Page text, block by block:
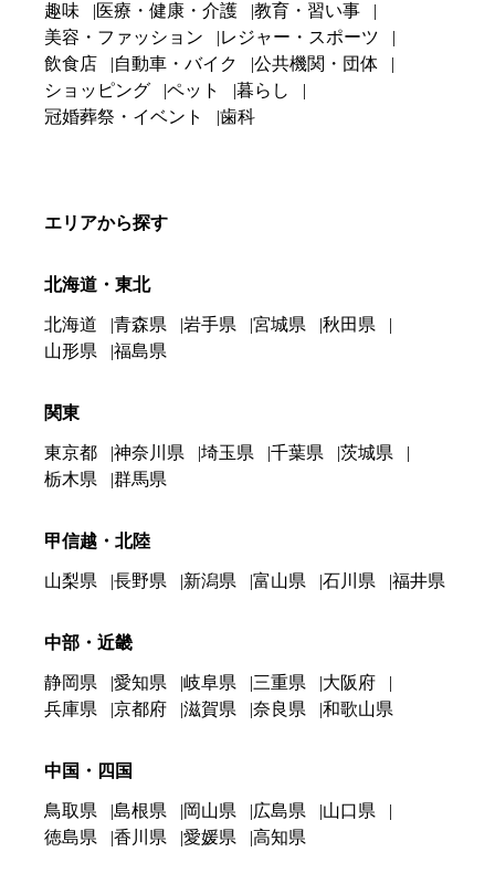
趣味
医療・健康・介護
教育・習い事
美容・ファッション
レジャー・スポーツ
飲食店
自動車・バイク
公共機関・団体
ショッピング
ペット
暮らし
冠婚葬祭・イベント
歯科
エリアから探す
北海道・東北
北海道 青森県 岩手県 宮城県
秋田県
山形県
福島県
関東
東京都 神奈川県 埼玉県 千葉県
茨城県
栃木県
群馬県
甲信越・北陸
山梨県 長野県 新潟県 富山県 石川県 福井県
中部・近畿
静岡県 愛知県 岐阜県 三重県
大阪府
兵庫県
京都府 滋賀県 奈良県 和歌山県
中国・四国
鳥取県 島根県 岡山県 広島県
山口県
徳島県
香川県 愛媛県 高知県